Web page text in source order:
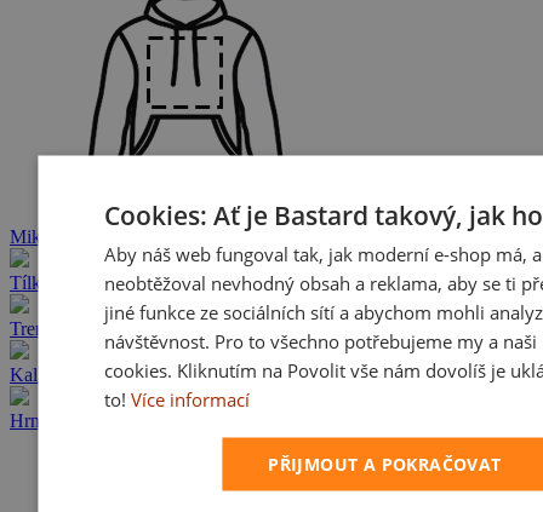
Mikiny s vlastním potiskem
Tílka s vlastním potiskem
Trenky s vlastním potiskem
Kalhotky s vlastním potiskem
Hrnky s vlastním potiskem
Cookies: Ať je Bastard takový, jak
Aby náš web fungoval tak, jak moderní e-shop má,
neobtěžoval nevhodný obsah a reklama, aby se ti
jiné funkce ze sociálních sítí a abychom mohli
návštěvnost. Pro to všechno potřebujeme my a
cookies. Kliknutím na Povolit vše nám dovolíš je
to! Více informací
PŘIJMOUT A POKRAČOVAT